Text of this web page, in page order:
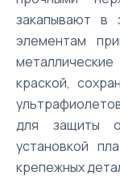
закапывают
элементам
краской,
для защиты
установкой
крепежных